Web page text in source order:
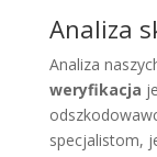
Analiza
Analiza
weryfikacja
specjalistom,